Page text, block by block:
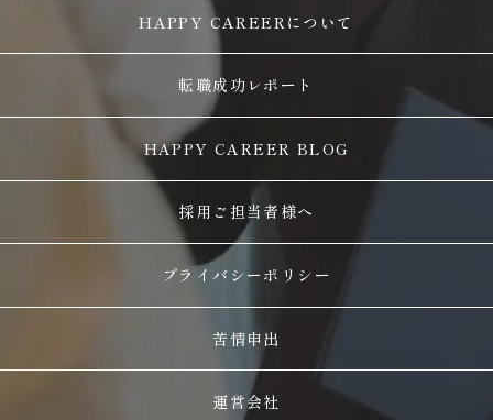
HAPPY CAREERについて
転職成功レポート
HAPPY CAREER BLOG
採用ご担当者様へ
プライバシーポリシー
苦情申出
運営会社